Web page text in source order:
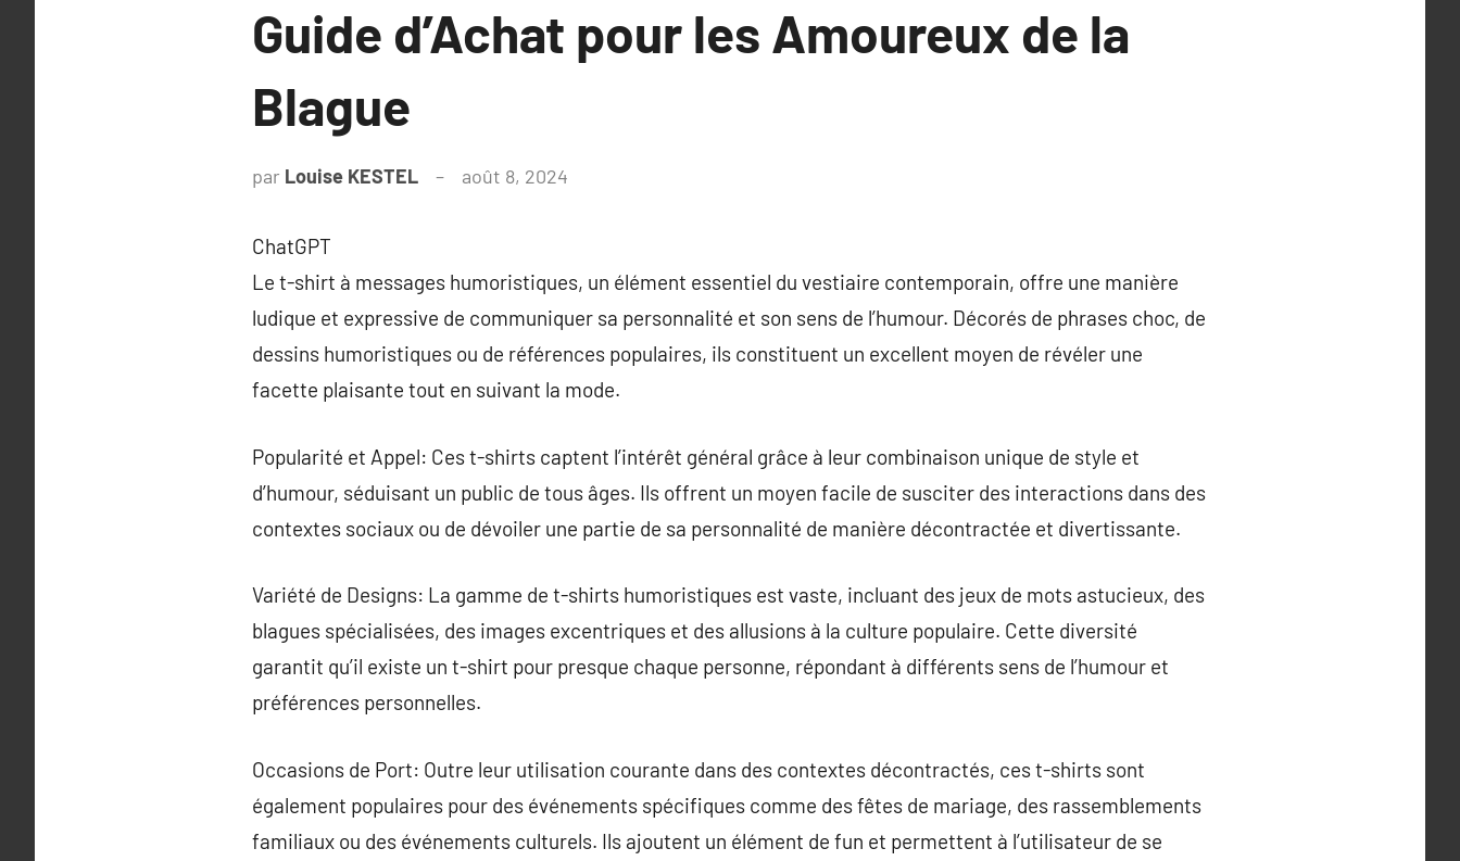
Guide d’Achat pour les Amoureux de la
Blague
par Louise KESTEL août 8, 2024
ChatGPT
Le t-shirt à messages humoristiques, un élément essentiel du vestiaire contemporain, offre une manière
ludique et expressive de communiquer sa personnalité et son sens de l’humour. Décorés de phrases choc, de
dessins humoristiques ou de références populaires, ils constituent un excellent moyen de révéler une
facette plaisante tout en suivant la mode.
Popularité et Appel: Ces t-shirts captent l’intérêt général grâce à leur combinaison unique de style et
d’humour, séduisant un public de tous âges. Ils offrent un moyen facile de susciter des interactions dans des
contextes sociaux ou de dévoiler une partie de sa personnalité de manière décontractée et divertissante.
Variété de Designs: La gamme de t-shirts humoristiques est vaste, incluant des jeux de mots astucieux, des
blagues spécialisées, des images excentriques et des allusions à la culture populaire. Cette diversité
garantit qu’il existe un t-shirt pour presque chaque personne, répondant à différents sens de l’humour et
préférences personnelles.
Occasions de Port: Outre leur utilisation courante dans des contextes décontractés, ces t-shirts sont
également populaires pour des événements spécifiques comme des fêtes de mariage, des rassemblements
familiaux ou des événements culturels. Ils ajoutent un élément de fun et permettent à l’utilisateur de se